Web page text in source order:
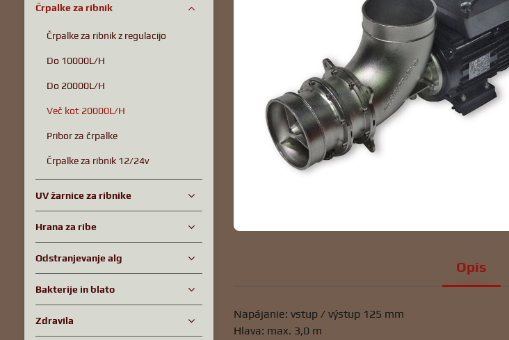
Opis
Napájanie: vstup / výstup 125 mm
Hlava: max. 3,0 m
Črpalke za ribnik
Črpalke za ribnik z regulacijo
Do 10000L/H
Do 20000L/H
Več kot 20000L/H
Pribor za črpalke
Črpalke za ribnik 12/24v
UV žarnice za ribnike
Hrana za ribe
Odstranjevanje alg
Bakterije in blato
Zdravila